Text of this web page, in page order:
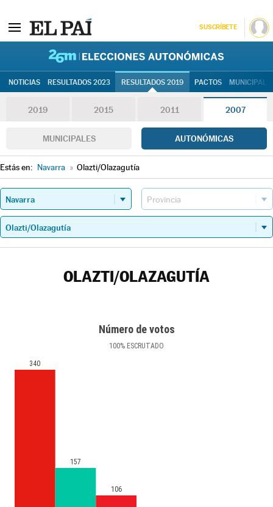
SUSCRÍBETE
NOTICIAS RESULTADOS 2023 RESULTADOS 2019 PACTOS
2019 2015 2011 2007
MUNICIPALES AUTONÓMICAS
Estás en: Navarra » Olazti/Olazagutía
OLAZTI/OLAZAGUTÍA
Número de votos
100% ESCRUTADO
340
157
106